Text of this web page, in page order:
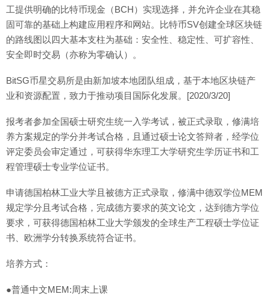
工提供明确的比特币现金（BCH）实现选择，并允许企业在其稳
固可靠的基础上构建应用程序和网站。比特币SV创建全球区块链
的路线图以四大基本支柱为基础：安全性、稳定性、可扩容性、
安全即时交易（亦称为零确认）。
BitSG币星交易所是由新加坡本地团队组成，基于本地区块链产
业和资源配置，致力于推动项目国际化发展。[2020/3/20]
报考者参加全国硕士研究生统一入学考试，被正式录取，修满培
养方案规定的学分并考试合格，且通过硕士论文答辩者，经学位
评定委员会审定通过，可获得华东理工大学研究生学历证书和工
程管理硕士专业学位证书。
申请德国柏林工业大学且被德方正式录取，修满中德双学位MEM
规定学分且考试合格，完成德方要求的英文论文，达到德方学位
要求，可获得德国柏林工业大学颁发的全球生产工程硕士学位证
书、欧洲学分转换系统符合证书。
培养方式：
●普通中文MEM:周末上课